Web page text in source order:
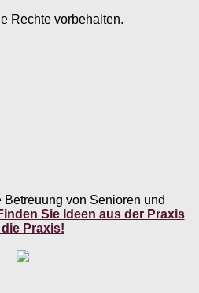
Rechte vorbehalten.
Betreuung von Senioren und
Sie Ideen aus der Praxis
Praxis!